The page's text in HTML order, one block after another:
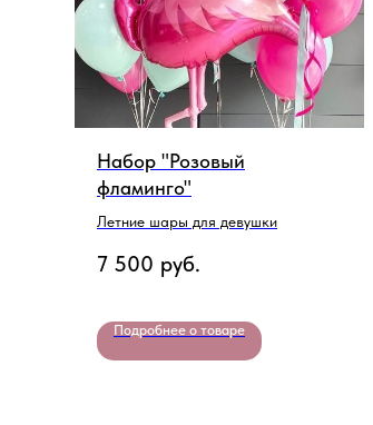
Набор "Розовый
фламинго"
Летние шары для девушки
7 500 руб.
Подробнее о товаре